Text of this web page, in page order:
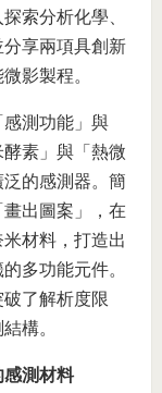
索分析化學、
享兩項具創新
影製程。
測功能」與
酵素」與「熱微
的感測器。簡
出圖案」，在
材料，打造出
多功能元件。
了解析度限
構。
測材料